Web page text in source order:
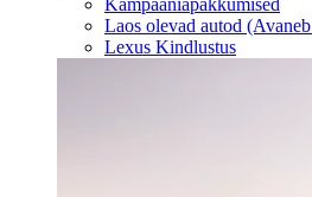
Laos olevad autod
Lexus Kindlustus